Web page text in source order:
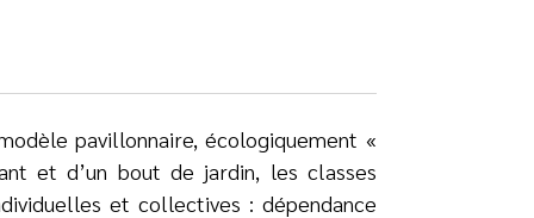
pavillonnaire, écologiquement «
et d’un bout de jardin, les classes
et collectives : dépendance